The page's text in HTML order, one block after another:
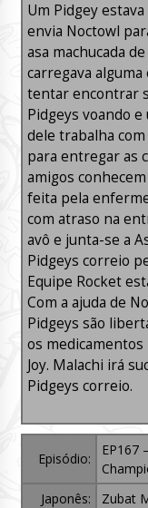
Um Pidgey
envia Noctowl
asa machucada
carregava alguma
tentar encontrar
Pidgeys voando
dele trabalha
para entregar as
amigos
feita pela
com atraso na
avô e junta-se a
Pidgeys correio
Equipe Rocket
Com a ajuda de
Pidgeys são
os
Joy. Malachi irá
Pidgeys correio.
Episódio:
EP167
Japonês:
Zubat